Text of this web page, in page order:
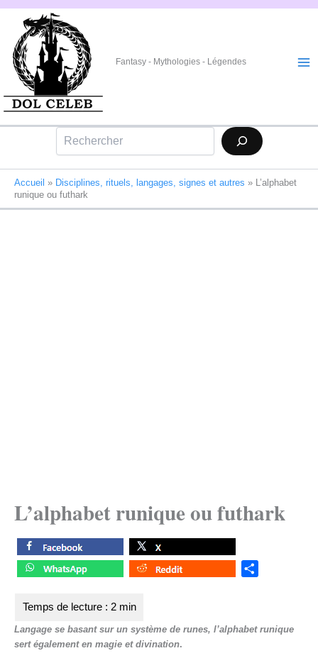
Aller
contenu
Fantasy - Mythologies - Légendes
Rechercher
Accueil » Disciplines, rituels, langages, signes et autres » L’alphabet
runique ou futhark
L’alphabet runique ou futhark
e
Langage se basant sur un système de runes, l’alphabet runique
sert également en magie et divination.